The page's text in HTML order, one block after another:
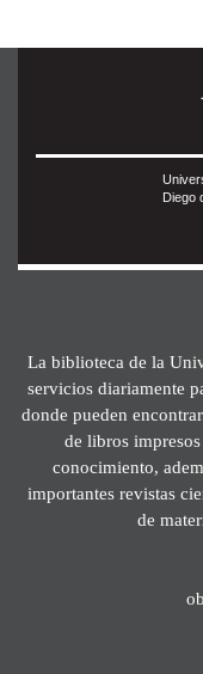
Diego
La biblioteca de la
servicios diariamente
donde pueden
de libros
conocimiento,
importantes revistas
de